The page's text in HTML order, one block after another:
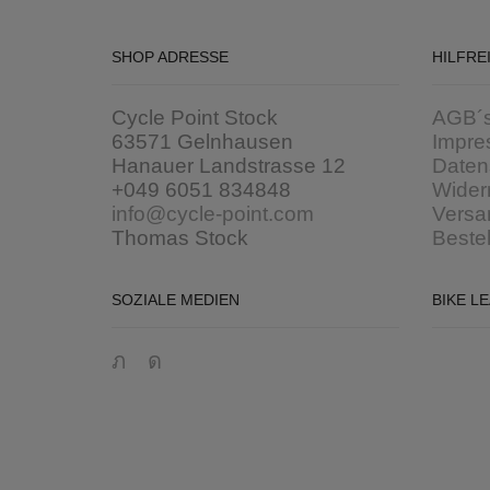
SHOP ADRESSE
Cycle Point Stock
63571 Gelnhausen
Hanauer Landstrasse 12
+049 6051 834848
info@cycle-point.com
Thomas Stock
SOZIALE MEDIEN
TwitterInstagram
BIKE